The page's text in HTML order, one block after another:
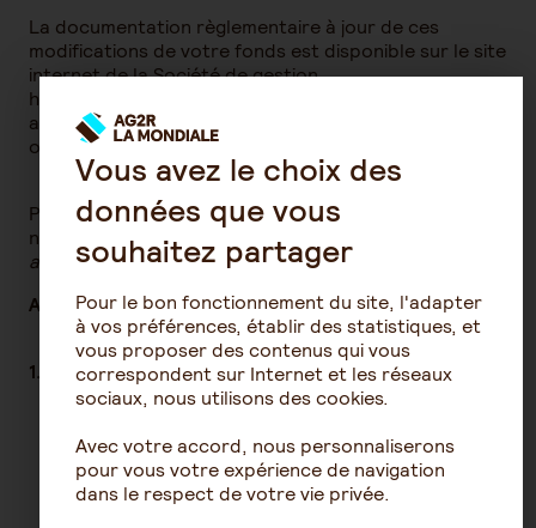
La documentation règlementaire à jour de ces
modifications de votre fonds est disponible sur le site
internet de la Société de gestion
https://www.ag2rlamondiale.fr/gestion-d-
actifs/conseil-notre-gamme-de-fonds-opc-
organismes-de-placements-collectifs .
Pour toute demande complémentaire vous pouvez
nous contacter à l’adresse suivante :
ag2rlmga@ag2rlamondiale.fr.
Annexe : Liste des fonds
1. Les fonds nourriciers
Nom du
fonds
nourricier
Nom du
fonds
maître
Nom de la société de
gestion du maître et du
nourricier
Vous avez le choix des
données que vous
souhaitez partager
Pour le bon fonctionnement du site, l'adapter
à vos préférences, établir des statistiques, et
vous proposer des contenus qui vous
correspondent sur Internet et les réseaux
sociaux, nous utilisons des cookies.
Avec votre accord, nous personnaliserons
pour vous votre expérience de navigation
dans le respect de votre vie privée.